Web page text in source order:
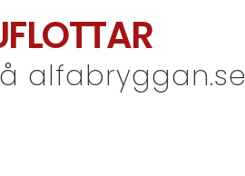
alfabryggan.se